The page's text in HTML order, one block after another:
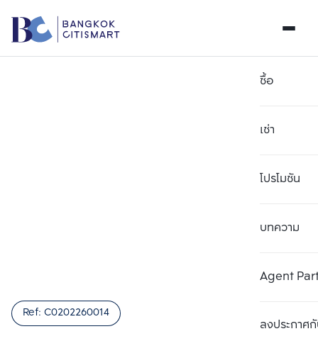
ซื้อ
เช่า
โปรโมชัน
บทความ
Agent
ลงประกาศกั
Ref: C0202260014เปรียบเทียบ